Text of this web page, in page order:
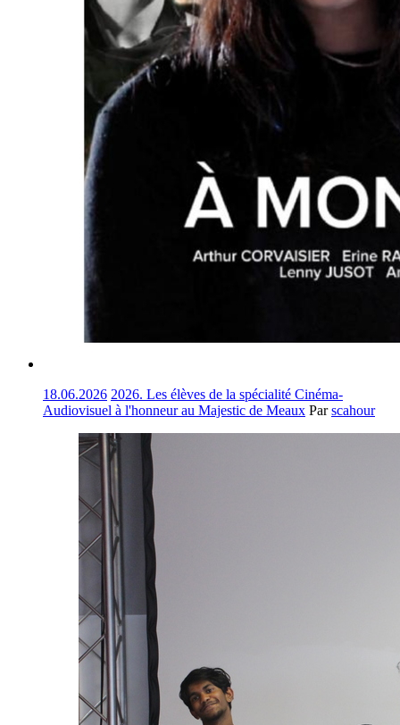
18.06.2026 2026. Les élèves de la spécialité Cinéma-
Audiovisuel à l'honneur au Majestic de Meaux Parscahour